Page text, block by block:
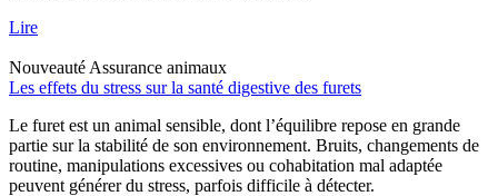
Lire
Nouveauté Assurance animaux
Les effets du stress sur la santé digestive des furets
Le furet est un animal sensible, dont l’équilibre repose en grande
partie sur la stabilité de son environnement. Bruits, changements de
routine, manipulations excessives ou cohabitation mal adaptée
peuvent générer du stress, parfois difficile à détecter.